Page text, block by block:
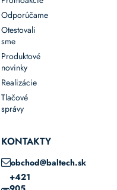
Odporúčame
Otestovali
sme
Produktové
novinky
Realizácie
Tlačové
správy
KONTAKTY
obchod@baltech.sk
+421